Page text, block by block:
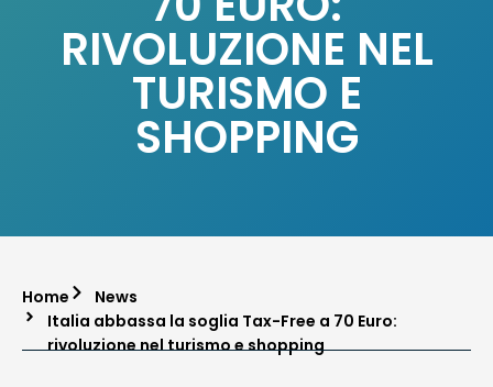
RIVOLUZIONE NEL
TURISMO E
SHOPPING
Home
News
Italia abbassa la soglia Tax-Free a 70 Euro:
rivoluzione nel turismo e shopping